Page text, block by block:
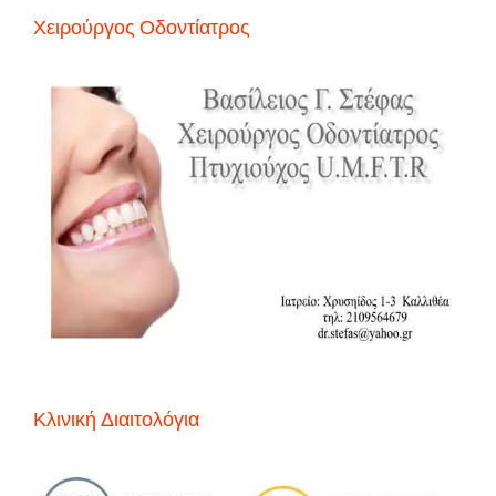
Χειρούργος Οδοντίατρος
Κλινική Διαιτολόγια